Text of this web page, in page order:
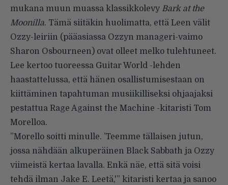
mukana muun muassa klassikkolevy Bark at the
Moonilla. Tämä siitäkin huolimatta, että Leen välit
Ozzy-leiriin (pääasiassa Ozzyn manageri-vaimo
Sharon Osbourneen) ovat olleet melko tulehtuneet.
Lee kertoo tuoreessa Guitar World -lehden
haastattelussa, että hänen osallistumisestaan on
kiittäminen tapahtuman musiikilliseksi ohjaajaksi
pestattua Rage Against the Machine -kitaristi Tom
Morelloa.
”Morello soitti minulle. ’Teemme tällaisen jutun,
jossa nähdään alkuperäinen Black Sabbath ja Ozzy
viimeistä kertaa lavalla. Enkä näe, että sitä voisi
tehdä ilman Jake E. Leetä,'” kitaristi kertaa ja sanoo